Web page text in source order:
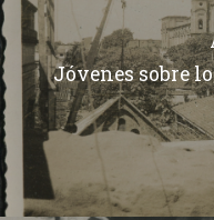
Jóvenes sobre